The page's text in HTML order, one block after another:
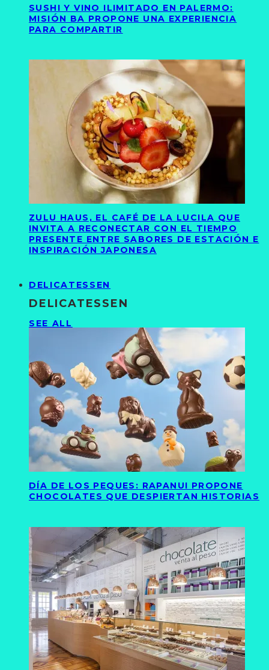
SUSHI Y VINO ILIMITADO EN PALERMO:
MISIÓN BA PROPONE UNA EXPERIENCIA
PARA COMPARTIR
ZULU HAUS, EL CAFÉ DE LA LUCILA QUE
INVITA A RECONECTAR CON EL TIEMPO
PRESENTE ENTRE SABORES DE ESTACIÓN E
INSPIRACIÓN JAPONESA
DELICATESSEN
DELICATESSEN
SEE ALL
DÍA DE LOS PEQUES: RAPANUI PROPONE
CHOCOLATES QUE DESPIERTAN HISTORIAS